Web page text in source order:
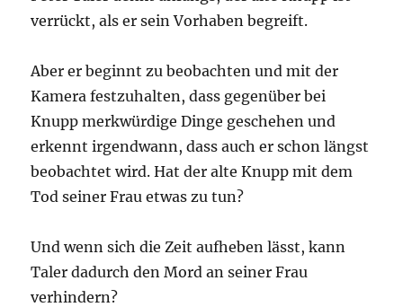
verrückt, als er sein Vorhaben begreift.
Aber er beginnt zu beobachten und mit der
Kamera festzuhalten, dass gegenüber bei
Knupp merkwürdige Dinge geschehen und
erkennt irgendwann, dass auch er schon längst
beobachtet wird. Hat der alte Knupp mit dem
Tod seiner Frau etwas zu tun?
Und wenn sich die Zeit aufheben lässt, kann
Taler dadurch den Mord an seiner Frau
verhindern?